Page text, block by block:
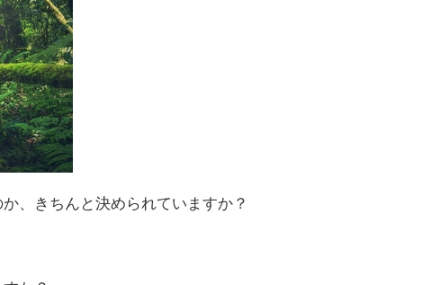
、きちんと決められていますか？